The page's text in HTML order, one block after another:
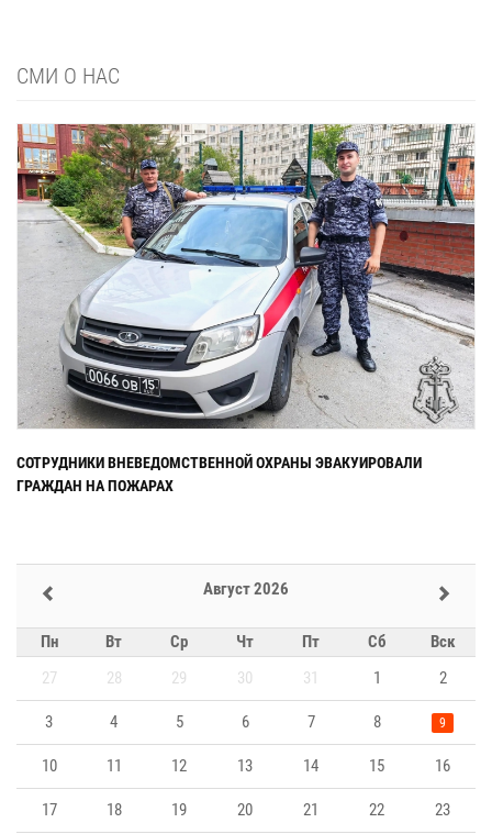
СМИ О НАС
СОТРУДНИКИ ВНЕВЕДОМСТВЕННОЙ ОХРАНЫ ЭВАКУИРОВАЛИ
ГРАЖДАН НА ПОЖАРАХ
Август 2026
Пн Вт Ср Чт Пт Сб
Вск
27
28 29 30 31 1 2
3 4 5 6 7 8 9
10 11 12 13 14 15 16
17 18 19 20 21 22 23